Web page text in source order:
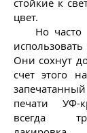
стойкие к
цвет.
Но часто
Они сохнут
счет этого
печати УФ-
всегда